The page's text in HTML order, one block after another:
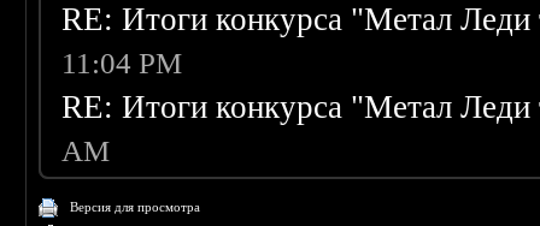
RE: Итоги конкурса "Метал Леди
11:04 PM
RE: Итоги конкурса "Метал Леди
AM
Версия для просмотра